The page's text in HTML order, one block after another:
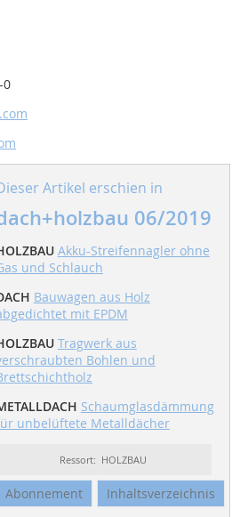
0
Artikel erschien in
06/2019
Akku-Streifennagler ohne
und Schlauch
Bauwagen aus Holz
mit EPDM
Tragwerk aus
Bohlen und
Schaumglasdämmung
unbelüftete Metalldächer
Ressort: HOLZBAU
Abonnement Inhaltsverzeichnis